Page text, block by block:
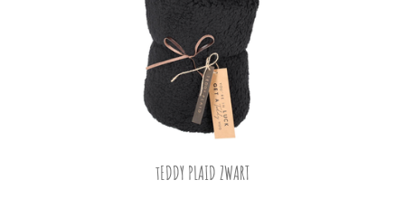
tEDDY PLAID ZWART